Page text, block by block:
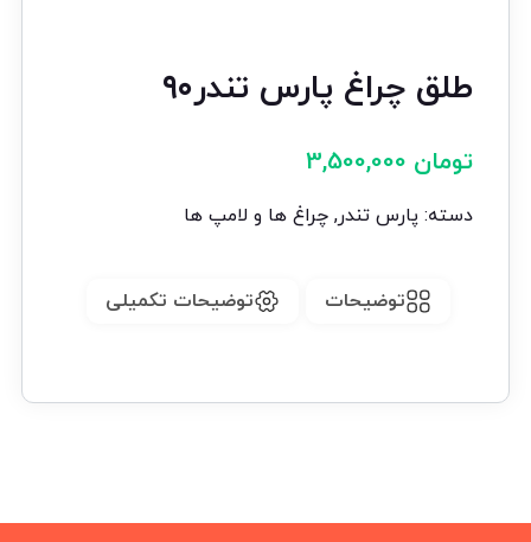
طلق چراغ پارس تندر۹۰
تومان
دسته: پارس تندر, چراغ ها و لامپ ها
توضیحات توضیحات تکمیلی